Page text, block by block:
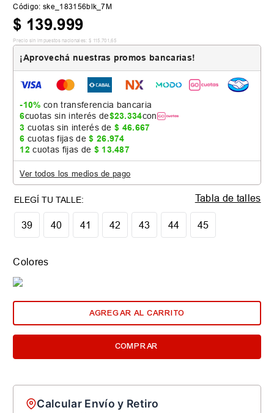
Código: ske_183156blk_7M
$ 139.999
Precio sin impuestos nacionales: $ 115 .701 ,65
¡Aprovechá nuestras promos bancarias!
-10% con transferencia bancaria
6cuotas sin interés de$23.334con
3 cuotas sin interés de$ 46.667
6 cuotas fijas de$ 26.974
12 cuotas fijas de $ 13.487
Ver todos los medios de pago
39 40 41 42 43 44 45
Tabla de talles
Colores
AGREGAR AL CARRITO
COMPRAR
Calcular Envío y Retiro